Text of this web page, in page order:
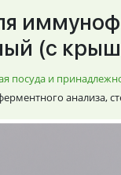
(с
посуда и
анализа,